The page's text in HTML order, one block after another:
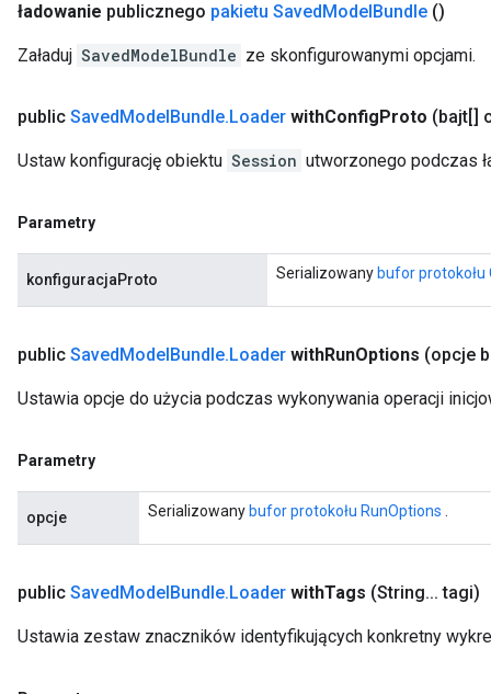
ładowanie publicznego pakietu SavedModelBundle ()
Załaduj SavedModelBundle ze skonfigurowanymi opcjami.
public SavedModelBundle.Loader withConfigProto (bajt[]
Ustaw konfigurację obiektu Session utworzonego podczas
Parametry
konfiguracjaProto Serializowany bufor
public SavedModelBundle.Loader withRunOptions (opcje
Ustawia opcje do użycia podczas wykonywania operacji
Parametry
opcje Serializowany bufor protokołu RunOptions
public SavedModelBundle.Loader withTags (String... tagi)
Ustawia zestaw znaczników identyfikujących konkretny